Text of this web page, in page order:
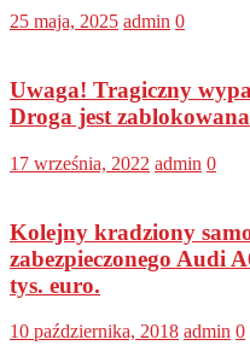
25 maja, 2025 admin 0
Uwaga! Tragiczny
Droga jest zablokowana
17 września, 2022 admin 0
Kolejny kradziony
zabezpieczonego Audi
tys. euro.
10 października, 2018 admin 0